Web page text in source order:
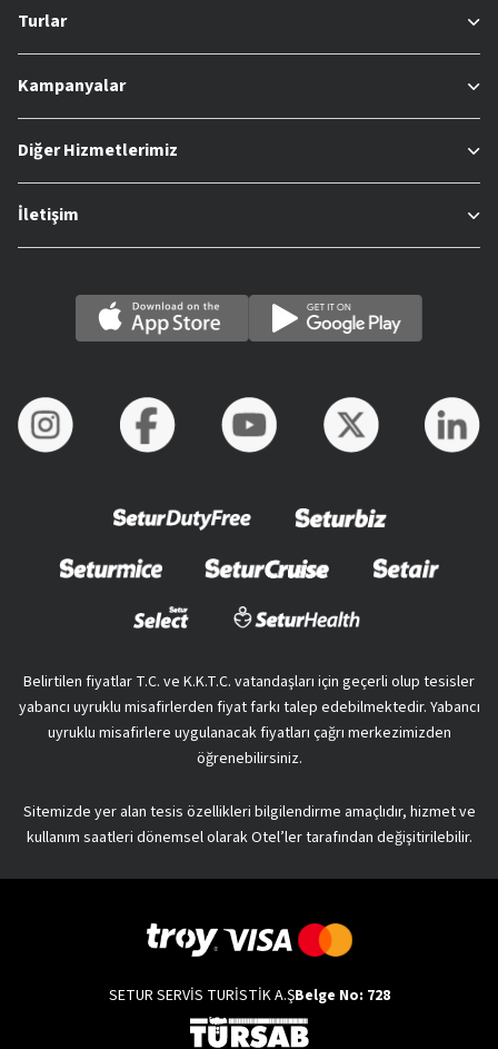
Turlar
Kampanyalar
Diğer Hizmetlerimiz
İletişim
Belirtilen fiyatlar T.C. ve K.K.T.C. vatandaşları için geçerli olup tesisler
yabancı uyruklu misafirlerden fiyat farkı talep edebilmektedir. Yabancı
uyruklu misafirlere uygulanacak fiyatları çağrı merkezimizden
öğrenebilirsiniz.
Sitemizde yer alan tesis özellikleri bilgilendirme amaçlıdır, hizmet ve
kullanım saatleri dönemsel olarak Otel’ler tarafından değişitirilebilir.
SETUR SERVİS TURİSTİK A.ŞBelge No: 728